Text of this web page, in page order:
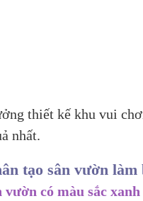
thiết kế khu vui
nhất.
tạo sân vườn
vườn có màu sắc